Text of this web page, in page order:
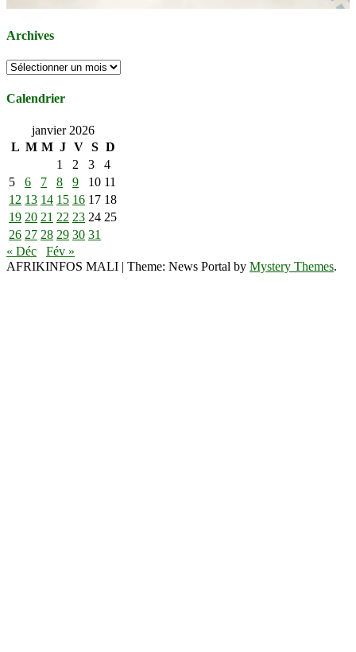
Archives
Archives
Calendrier
janvier 2026
L M M J V S D
1
2 3
4
5
6 7 8 9 10 11
12 13 14 15 16 17 18
19 20 21 22 23 24 25
26 27 28 29 30 31
« Déc
Fév »
AFRIKINFOS MALI | Theme: News Portal by Mystery Themes.